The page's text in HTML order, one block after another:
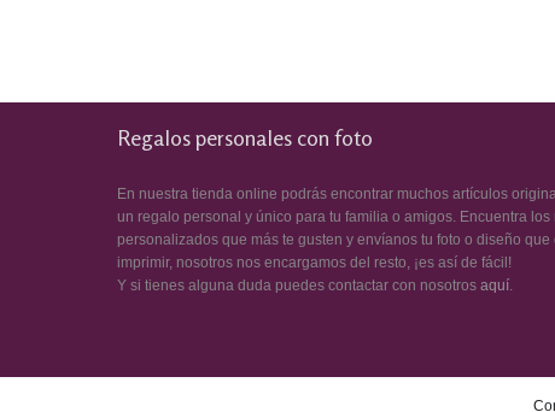
Regalos personales con foto
En nuestra tienda online podrás encontrar muchos artículos
un regalo personal y único para tu familia o amigos. Encuentra los
personalizados que más te gusten y envíanos tu foto o diseño que
imprimir, nosotros nos encargamos del resto, ¡es así de fácil!
Y si tienes alguna duda puedes contactar con nosotros aquí.